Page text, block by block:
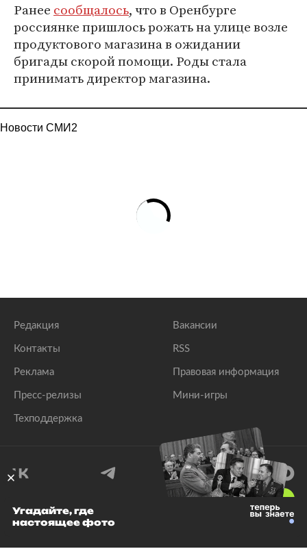
Ранее сообщалось, что в Оренбурге
россиянке пришлось рожать на улице возле
продуктового магазина в ожидании
бригады скорой помощи. Роды стала
принимать директор магазина.
Новости СМИ2
Редакция
Контакты
Реклама
Пресс-релизы
Техподдержка
Вакансии
RSS
Правовая информация
Мини-игры
© 1999–2026 Все права защищены.
Угадайте, где
настоящее фото